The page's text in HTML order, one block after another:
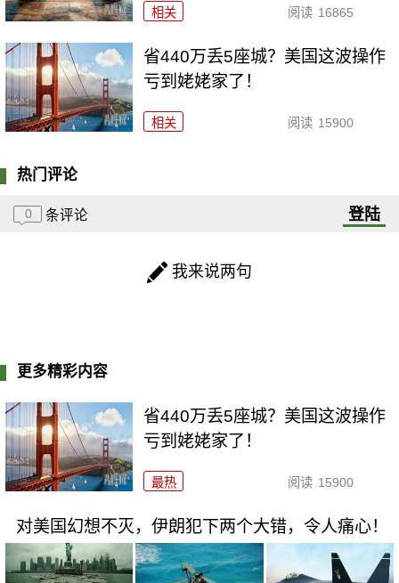
相关 阅读 16865
省440万丢5座城？美国这波操作
亏到姥姥家了！
相关 阅读 15900
热门评论
0 条评论 登陆
我来说两句
更多精彩内容
省440万丢5座城？美国这波操作
亏到姥姥家了！
最热 阅读 15900
对美国幻想不灭，伊朗犯下两个大错，令人痛心！